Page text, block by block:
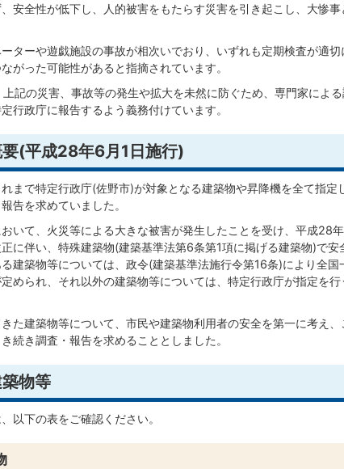
安全性が低下し、人的被害をもたらす災害を引き起こし、大惨事
ターや遊戯施設の事故が相次いでおり、いずれも定期検査が適切
がった可能性があると指摘されています。
記の災害、事故等の発生や拡大を未然に防ぐため、専門家によ
行政庁に報告するよう義務付けています。
(平成28年6月1日施行)
まで特定行政庁(佐野市)が対象となる建築物や昇降機を全て指定
告を求めていました。
いて、火災等による大きな被害が発生したことを受け、平成28
に伴い、特殊建築物(建築基準法第6条第1項に掲げる建築物)で安
建築物等については、政令(建築基準法施行令第16条)により全国
められ、それ以外の建築物等については、特定行政庁が指定を行
た建築物等について、市民や建築物利用者の安全を第一に考え、
続き調査・報告を求めることとしました。
物等
以下の表をご確認ください。